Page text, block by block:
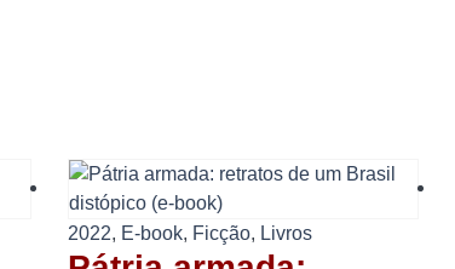
2022, E-book, Ficção, Livros